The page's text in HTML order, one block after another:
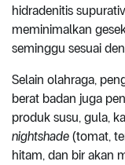
hidradenitis
meminimalkan
seminggu sesuai
Selain olahraga,
berat badan juga
produk susu, gula,
nightshade (tomat,
hitam, dan bir akan